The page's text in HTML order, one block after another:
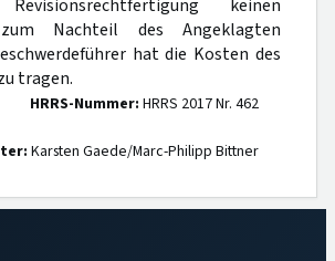
keinen
Nachteil des Angeklagten
hat die Kosten des
tragen.
HRRS-Nummer: HRRS 2017 Nr. 462
Karsten Gaede/Marc-Philipp Bittner